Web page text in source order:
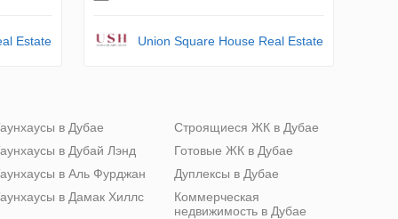
Estate Union Square House Real Estate
в Дубае
в Дубай Лэнд
в Аль Фурджан
в Дамак Хиллс
Строящиеся ЖК в Дубае
Готовые ЖК в Дубае
Дуплексы в Дубае
Коммерческая
недвижимость в Дубае